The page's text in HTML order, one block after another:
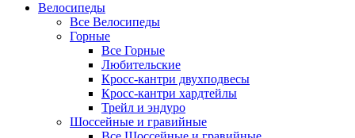
Велосипеды
Все Велосипеды
Горные
Все Горные
Любительские
Кросс-кантри двухподвесы
Кросс-кантри хардтейлы
Трейл и эндуро
Шоссейные и гравийные